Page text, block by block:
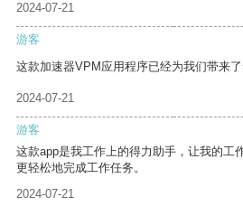
2024-07-21
游客
这款加速器VPM应用程序已经为我们带来了
2024-07-21
游客
这款app是我工作上的得力助手，让我的工
更轻松地完成工作任务。
2024-07-21